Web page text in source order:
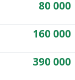
80 000
160 000
390 000